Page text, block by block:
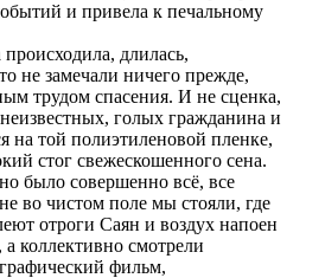
и привела к печальному
длилась,
не замечали ничего прежде,
трудом спасения. И не сценка,
голых гражданина и
на той полиэтиленовой пленке,
стог свежескошенного сена.
было совершенно всё, все
во чистом поле мы стояли, где
отроги Саян и воздух напоен
коллективно смотрели
фильм,